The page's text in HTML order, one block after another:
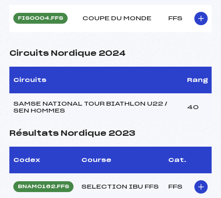
FIS0004.FFS COUPE DU MONDE FFS
Circuits Nordique 2024
Circuits Rang
SAMSE NATIONAL TOUR BIATHLON U22 /
SEN HOMMES
40
Résultats Nordique 2023
Codex Course Cat.
BNAM0162.FFS SELECTION IBU FFS FFS